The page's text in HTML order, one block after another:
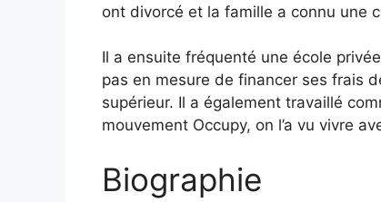
ont divorcé et la famille a connu une
Il a ensuite fréquenté une école
pas en mesure de financer ses frais
supérieur. Il a également travaillé
mouvement Occupy, on l’a vu vivre
Biographie